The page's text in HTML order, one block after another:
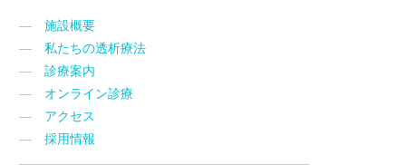
― 施設概要
― 私たちの透析療法
― 診療案内
― オンライン診療
― アクセス
― 採用情報